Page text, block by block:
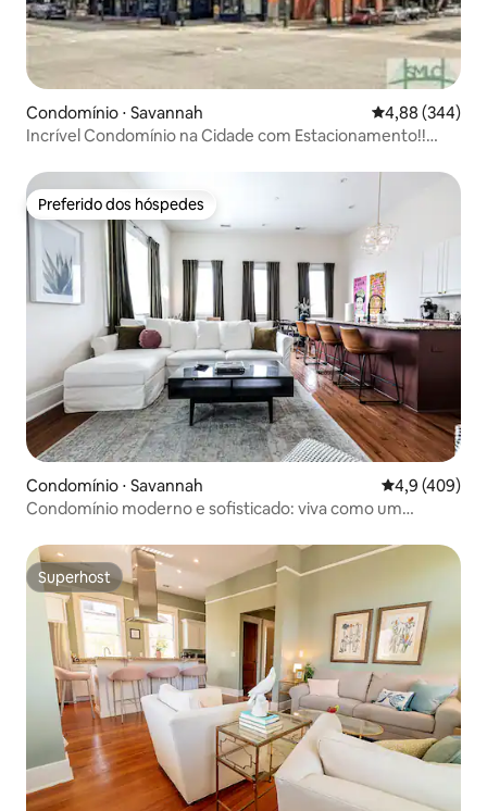
Condomínio ⋅ Savannah 4,88 de uma
4,88 (344)
Incrível Condomínio na Cidade com Estacionamento!!
Preferido dos hóspedes
Preferido dos hóspedes
Condomínio ⋅ Savannah 4,9 de uma
4,9 (409)
Condomínio moderno e sofisticado: viva como um
Superhost
Superhost